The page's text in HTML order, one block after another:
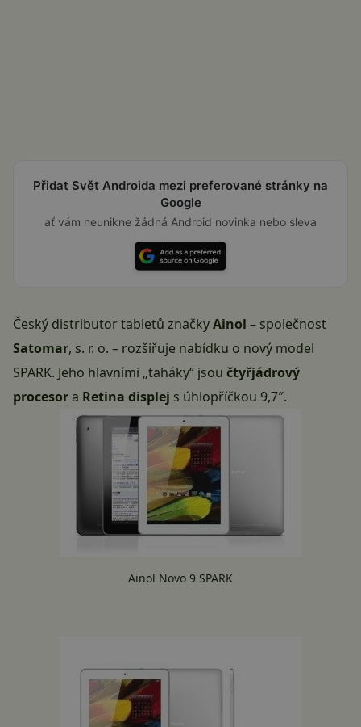
Přidat Svět Androida mezi preferované stránky na
Google
ať vám neunikne žádná Android novinka nebo sleva
Český distributor tabletů značkyAinol – společnost
Satomar, s. r. o. – rozšiřuje nabídku o nový model
SPARK. Jeho hlavními „taháky“ jsou čtyřjádrový
procesora Retina displej s úhlopříčkou 9,7″.
Ainol Novo 9 SPARK